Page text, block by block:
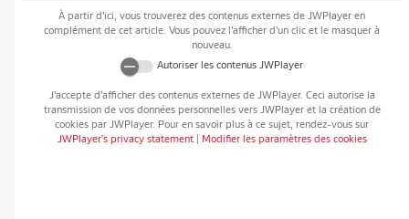
À partir d’ici, vous trouverez des contenus externes de JWPlayer en
complément de cet article. Vous pouvez l’afficher d’un clic et le masquer à
nouveau.
Autoriser les contenus JWPlayer
J’accepte d’afficher des contenus externes de JWPlayer. Ceci autorise la
transmission de vos données personnelles vers JWPlayeret la création de
cookies par JWPlayer. Pour en savoir plus à ce sujet, rendez-vous sur
JWPlayer's privacy statement| Modifier les paramètres des cookies